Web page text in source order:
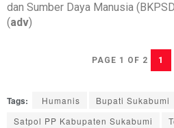
dan Sumber Daya Manusia
(adv)
PAGE 1 OF 2 1
Tags: Humanis Bupati Sukabumi
Satpol PP Kabupaten Sukabumi